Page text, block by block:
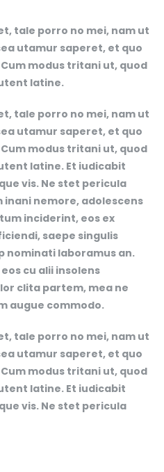
tale porro no mei, nam ut
utamur saperet, et quo
modus tritani ut, quod
latine.
tale porro no mei, nam ut
utamur saperet, et quo
modus tritani ut, quod
latine. Et iudicabit
vis. Ne stet pericula
inani nemore, adolescens
inciderint, eos ex
saepe singulis
nominati laboramus an.
cu alii insolens
clita partem, mea ne
augue commodo.
tale porro no mei, nam ut
utamur saperet, et quo
modus tritani ut, quod
latine. Et iudicabit
vis. Ne stet pericula